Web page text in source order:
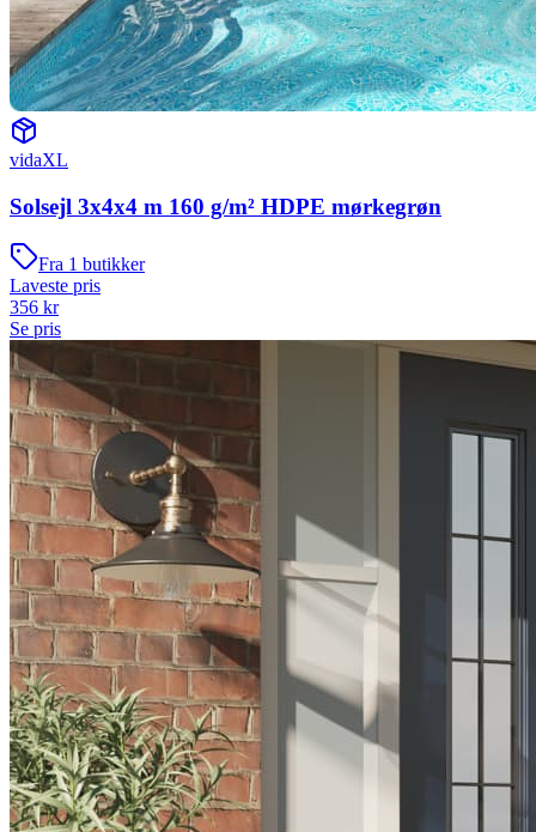
vidaXL
Solsejl 3x4x4 m 160 g/m² HDPE mørkegrøn
Fra 1 butikker
Laveste pris
356 kr
Se pris